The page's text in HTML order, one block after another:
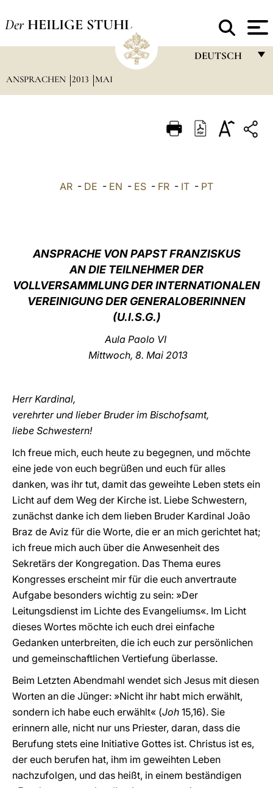
Der HEILIGE STUHL
DEUTSCH
ITALIANO
中文
LATINE
ANSPRACHEN 2013 MAI
AR - DE - EN - ES - FR - IT - PT
ANSPRACHE VON PAPST FRANZISKUS
AN DIE TEILNEHMER DER
VOLLVERSAMMLUNG DER INTERNATIONALEN
VEREINIGUNG DER GENERALOBERINNEN
(U.I.S.G.)
Aula Paolo VI
Mittwoch, 8. Mai 2013
Herr Kardinal,
verehrter und lieber Bruder im Bischofsamt,
liebe Schwestern!
Ich freue mich, euch heute zu begegnen, und möchte
eine jede von euch begrüßen und euch für alles
danken, was ihr tut, damit das geweihte Leben stets ein
Licht auf dem Weg der Kirche ist. Liebe Schwestern,
zunächst danke ich dem lieben Bruder Kardinal João
Braz de Aviz für die Worte, die er an mich gerichtet hat;
ich freue mich auch über die Anwesenheit des
Sekretärs der Kongregation. Das Thema eures
Kongresses erscheint mir für die euch anvertraute
Aufgabe besonders wichtig zu sein: »Der
Leitungsdienst im Lichte des Evangeliums«. Im Licht
dieses Wortes möchte ich euch drei einfache
Gedanken unterbreiten, die ich euch zur persönlichen
und gemeinschaftlichen Vertiefung überlasse.
Beim Letzten Abendmahl wendet sich Jesus mit diesen
Worten an die Jünger: »Nicht ihr habt mich erwählt,
sondern ich habe euch erwählt« (Joh 15,16). Sie
erinnern alle, nicht nur uns Priester, daran, dass die
Berufung stets eine Initiative Gottes ist. Christus ist es,
der euch berufen hat, ihm im geweihten Leben
nachzufolgen, und das heißt, in einem beständigen